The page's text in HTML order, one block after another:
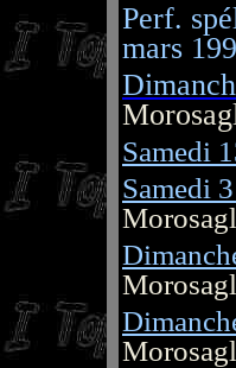
Perf.
mars
Samedi
Samedi